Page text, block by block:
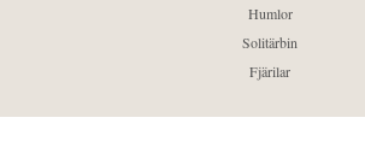
Humlor
Solitärbin
Fjärilar